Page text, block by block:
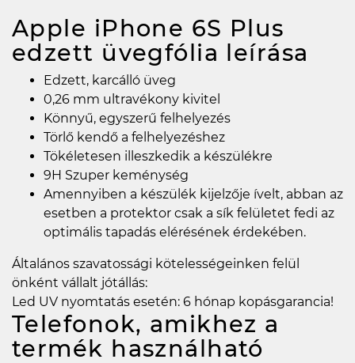
Apple iPhone 6S Plus
edzett üvegfólia leírása
Edzett, karcálló üveg
0,26 mm ultravékony kivitel
Könnyű, egyszerű felhelyezés
Törlő kendő a felhelyezéshez
Tökéletesen illeszkedik a készülékre
9H Szuper keménység
Amennyiben a készülék kijelzője ívelt, abban az
esetben a protektor csak a sík felületet fedi az
optimális tapadás elérésének érdekében.
Általános szavatossági kötelességeinken felül
önként vállalt jótállás:
Led UV nyomtatás esetén: 6 hónap kopásgarancia!
Telefonok, amikhez a
termék használható